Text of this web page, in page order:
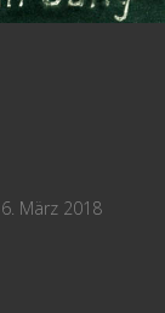
6. März 2018